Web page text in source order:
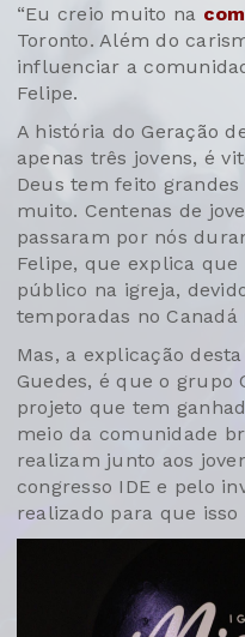
“Eu creio muito na
Toronto. Além do
influenciar a
Felipe.
A história do Geração
apenas três jovens, é
Deus tem feito
muito. Centenas de
passaram por nós
Felipe, que explica
público na igreja,
temporadas no
Mas, a explicação
Guedes, é que o grupo
projeto que tem
meio da comunidade
realizam junto aos
congresso IDE e pelo
realizado para que isso